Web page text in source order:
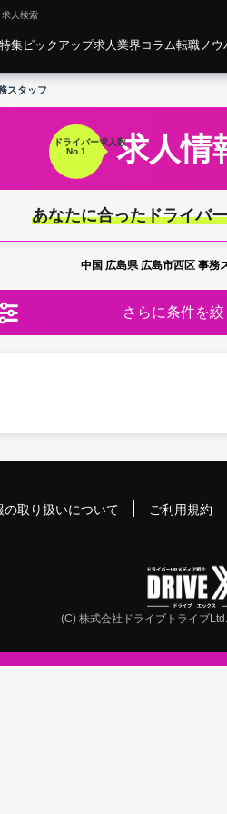
人検索
集ピックアップ求人業界コラム転職ノウ
スタッフ
ドライバー求人数
No.1
求人情
あなたに合ったドライバ
中国 広島県 広島市西区 事務
さらに条件を
の取り扱いについて ご利用規約
(C) 株式会社ドライブトライブ